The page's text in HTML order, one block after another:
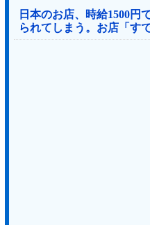
日本のお店、時給1500円
られてしまう。お店「す